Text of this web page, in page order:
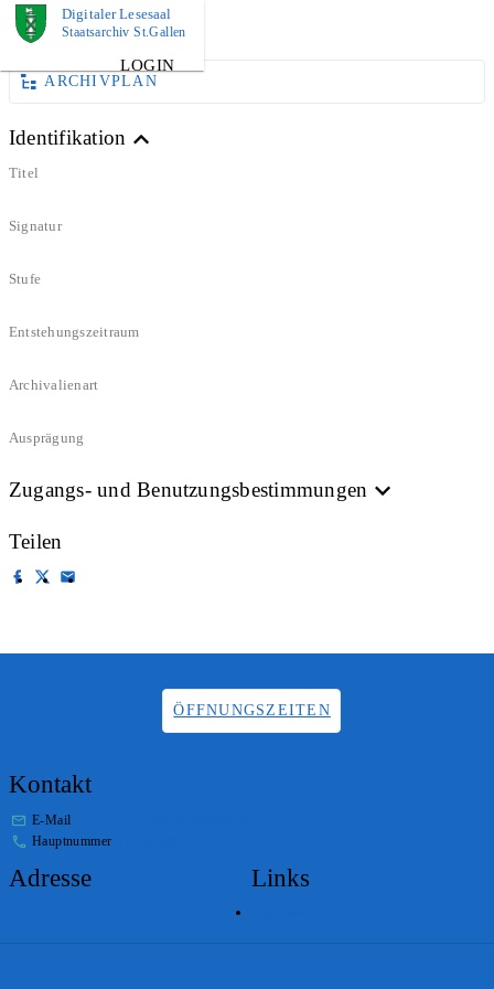
Digitaler Lesesaal
Staatsarchiv St.Gallen
LOGIN
DOKUMENT
ARCHIVPLAN
Identifikation
Titel
Signatur
Stufe
Entstehungszeitraum
Archivalienart
Ausprägung
Zugangs- und Benutzungsbestimmungen
Teilen
ÖFFNUNGSZEITEN
Kontakt
E-Mail
Hauptnummer
Adresse Links